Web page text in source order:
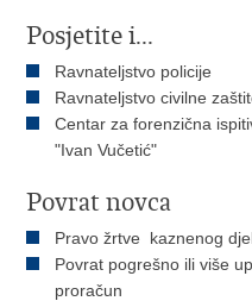
Posjetite i...
Ravnateljstvo policije
Ravnateljstvo civilne
Centar za forenzična
"Ivan Vučetić"
Povrat novca
Pravo žrtve kaznenog
Povrat pogrešno ili više
proračun